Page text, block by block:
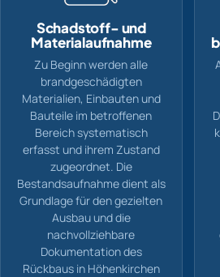
Schadstoff- und
Materialaufnahme
Zu Beginn werden alle
brandgeschädigten
Materialien, Einbauten und
Bauteile im betroffenen
Bereich systematisch
erfasst und ihrem Zustand
zugeordnet. Die
Bestandsaufnahme dient als
Grundlage für den gezielten
Ausbau und die
nachvollziehbare
Dokumentation des
Rückbaus in Höhenkirchen